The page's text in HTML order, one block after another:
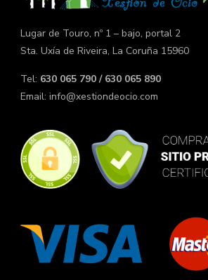
Lugar de Touro, nº 1 – bajo, portal 2
Sta. Uxía de Riveira, La Coruña 15960
Tel: 630 065 790 / 630 065 890
Email: info@xestiondeocio.com